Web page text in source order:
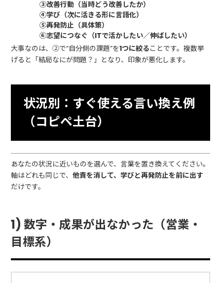
③改善行動（当時どう改善したか）
④学び（次に活きる形に言語化）
⑤再発防止（具体策）
⑥志望につなぐ（ITで活かしたい／伸ばしたい）
大事なのは、②で“自分側の課題”を1つに絞ることです。複数挙
げると「結局なにが問題？」となり、印象が悪化します。
状況別：すぐ使える言い換え例
（コピペ土台）
あなたの状況に近いものを選んで、言葉を置き換えてください。
軸はどれも同じで、他責を消して、学びと再発防止を前に出す
だけです。
1) 数字・成果が出なかった（営業・
目標系）